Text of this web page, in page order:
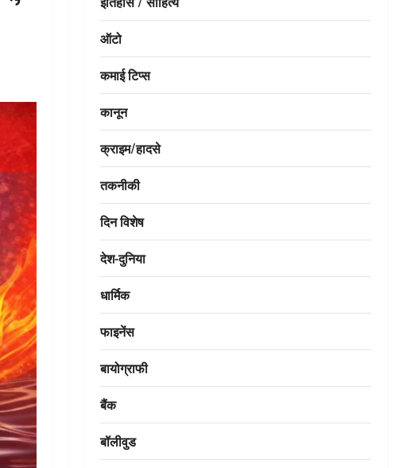
ऑटो
कमाई टिप्स
कानून
क्राइम/हादसे
तकनीकी
दिन विशेष
देश-दुनिया
धार्मिक
फाइनेंस
बायोग्राफी
बैंक
बॉलीवुड